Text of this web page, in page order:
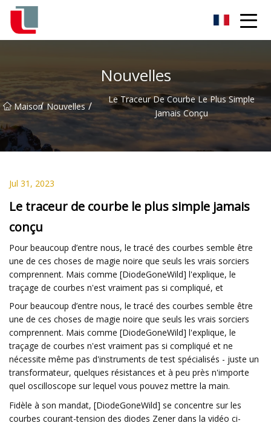
Nouvelles
Maison/ Nouvelles /
Le Traceur De Courbe Le Plus Simple
Jamais Conçu
Jul 31, 2023
Le traceur de courbe le plus simple jamais
conçu
Pour beaucoup d’entre nous, le tracé des courbes semble être
une de ces choses de magie noire que seuls les vrais sorciers
comprennent. Mais comme [DiodeGoneWild] l'explique, le
traçage de courbes n'est vraiment pas si compliqué, et
Pour beaucoup d’entre nous, le tracé des courbes semble être
une de ces choses de magie noire que seuls les vrais sorciers
comprennent. Mais comme [DiodeGoneWild] l'explique, le
traçage de courbes n'est vraiment pas si compliqué et ne
nécessite même pas d'instruments de test spécialisés - juste un
transformateur, quelques résistances et à peu près n'importe
quel oscilloscope sur lequel vous pouvez mettre la main.
Fidèle à son mandat, [DiodeGoneWild] se concentre sur les
courbes courant-tension des diodes Zener dans la vidéo ci-